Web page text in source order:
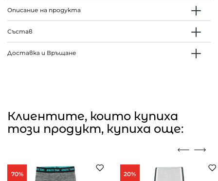
Описание на продукта
Състав
Доставка и Връщане
Клиентите, които купиха
този продукт, купиха още:
70% 20%